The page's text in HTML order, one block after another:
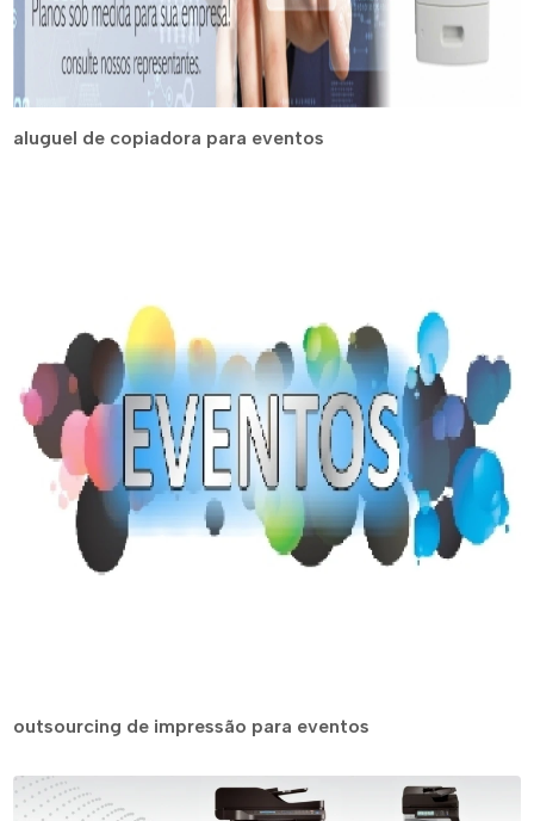
aluguel de copiadora para eventos
outsourcing de impressão para eventos